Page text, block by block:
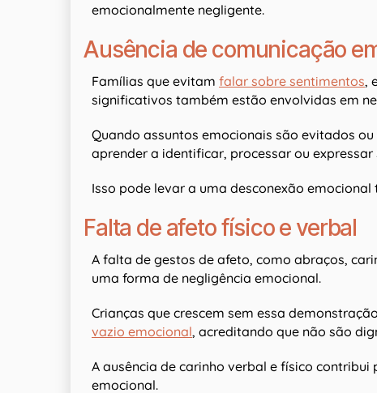
emocionalmente negligente.
Ausência de comunicação
Famílias que evitam falar sobre sentimentos,
significativos também estão envolvidas em
Quando assuntos emocionais são evitados
aprender a identificar, processar ou
Isso pode levar a uma desconexão
Falta de afeto físico e verbal
A falta de gestos de afeto, como abraços,
uma forma de negligência emocional.
Crianças que crescem sem essa
vazio emocional, acreditando que não são
A ausência de carinho verbal e físico
emocional.